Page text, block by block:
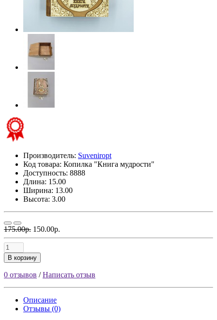
Производитель: Suveniropt
Код товара: Копилка "Книга мудрости"
Доступность: 8888
Длина: 15.00
Ширина: 13.00
Высота: 3.00
175.00р. 150.00р.
В корзину
0 отзывов /Написать отзыв
Описание
Отзывы (0)